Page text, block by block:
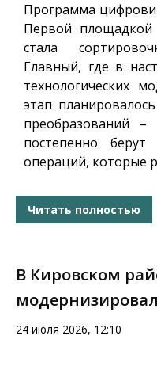
Программа
Первой площадкой
стала
Главный, где в
технологических
этап
преобразований –
постепенно
операций, которые
Читать полностью
В Кировском
24 июля 2026, 12:10